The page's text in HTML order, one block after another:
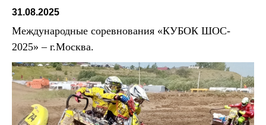
31.08.2025
Международные соревнования «КУБОК ШОС-
2025» – г.Москва.